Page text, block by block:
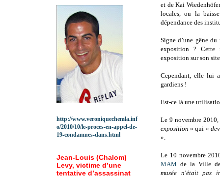
et de Kai
locales, ou la
dépendance des
Signe d’une gêne
exposition ? Cette
exposition sur son
Cependant, elle lui
gardiens !
Est-ce là une
Le 9 novembre 2010,
exposition » qui «
».
Le 10 novembre
MAM de la Ville
musée n'était pas
http://www.veroniquechemla.inf
o/2010/10/le-proces-en-appel-de-
19-condamnes-dans.html
Jean-Louis (Chalom)
Levy, victime d’une
tentative d’assassinat